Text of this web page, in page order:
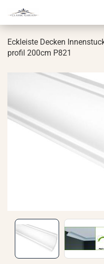
Eck­leis­te De­cken
pro­fil 200cm P821